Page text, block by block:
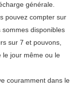
générale.
pouvez compter sur
disponibles
sur 7 et pouvons,
le jour même ou le
couramment dans le